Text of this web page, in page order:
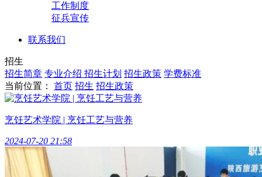
工作制度
征兵宣传
联系我们
招生
招生简章 专业介绍 招生计划 招生政策 学费标准
当前位置：
首页 招生 招生政策
烹饪艺术学院 | 烹饪工艺与营养
2024-07-20 21:58